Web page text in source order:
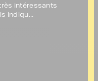
intéressants
indiqu...